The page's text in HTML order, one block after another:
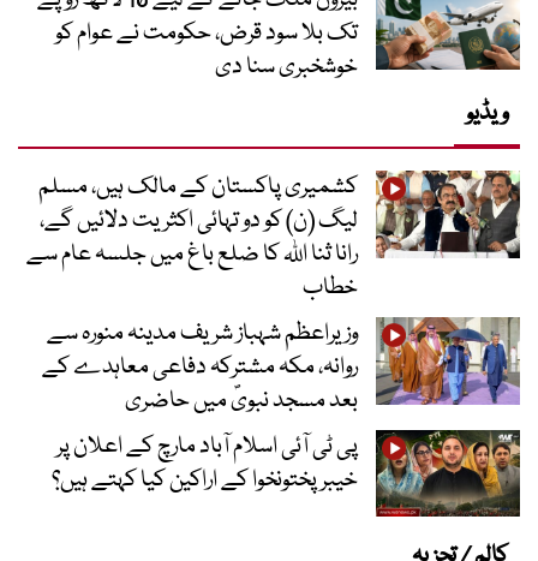
تک بلا سود قرض، حکومت نے عوام کو
خوشخبری سنا دی
ویڈیو
کشمیری پاکستان کے مالک ہیں، مسلم
لیگ (ن) کو دو تہائی اکثریت دلائیں گے،
رانا ثنا اللہ کا ضلع باغ میں جلسہ عام سے
خطاب
وزیراعظم شہباز شریف مدینہ منورہ سے
روانہ، مکہ مشترکہ دفاعی معاہدے کے
بعد مسجد نبویؐ میں حاضری
پی ٹی آئی اسلام آباد مارچ کے اعلان پر
خیبر پختونخوا کے اراکین کیا کہتے ہیں؟